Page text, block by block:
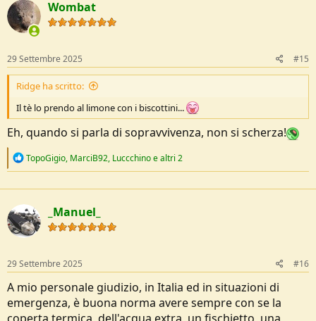
t
i
o
s
:
Wombat
29 Settembre 2025 #15
Ridge ha scritto:
Il tè lo prendo al limone con i biscottini...
Eh, quando si parla di sopravvivenza, non si scherza!
R
c
i
o
n
TopoGigio, MarciB92, Luccchinoe altri 2
_Manuel_
29 Settembre 2025 #16
A mio personale giudizio, in Italia ed in situazioni di
emergenza, è buona norma avere sempre con se la